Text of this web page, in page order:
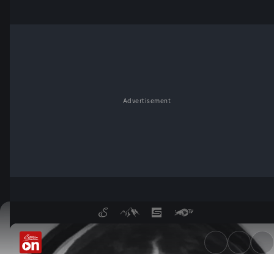
Advertisement
Gehsteig-Attacke in Graz -